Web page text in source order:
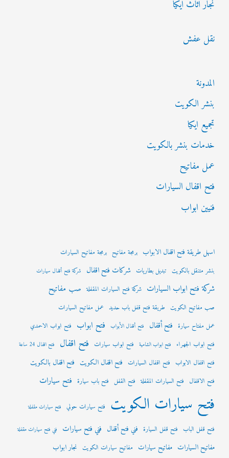
نجار اثاث ايكيا
نقل عفش
المدونة
بنشر الكويت
تجميع ايكيا
خدمات بنشر بالكويت
عمل مفاتيح
فتح اقفال السيارات
فنيين ابواب
اسهل طريقة فتح اقفال الابواب برمجة مفاتيح برمجة مفاتيح السيارات
بنشر متنقل بالكويت تبديل بطاريات شركات فتح اقفال شركة فتح أقفال سيارات
شركة فتح ابواب السيارات شركة فتح السيارات المقفلة صب مفاتيح
صب مفاتيح الكويت طريقة فتح قفل باب حديد عمل مفاتيح السيارات
عمل مفتاح سيارة فتح أقفال فتح أقفال الأبواب فتح ابواب فتح ابواب الاحمدي
فتح ابواب الجهراء فتح ابواب الشامية فتح ابواب سيارات فتح اقفال فتح اقفال 24 ساعة
فتح اقفال الابواب فتح اقفال السيارات فتح اقفال الكويت فتح اقفال بالكويت
فتح الاقفال فتح السيارات المقفلة فتح القفل فتح باب سيارة فتح سيارات
فتح سيارات الكويت فتح سيارات حولي فتح سيارات مقفلة
فتح قفل الباب فتح قفل السيارة فني فتح أقفال فني فتح سيارات فني فتح سيارات مقفلة
مفاتيح السيارات مفاتيح سيارات مفاتيح سيارات الكويت نجار ابواب